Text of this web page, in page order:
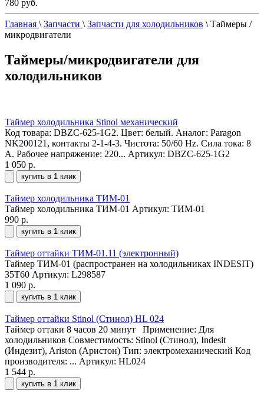
780 руб.
Главная \ Запчасти \ Запчасти для холодильников \ Таймеры /
микродвигатели
Таймеры/микродвигатели для
холодильников
Таймер холодильника Stinol механический
Код товара: DBZC-625-1G2. Цвет: белый. Аналог: Paragon
NK200121, контакты 2-1-4-3. Чистота: 50/60 Hz. Сила тока: 8
А. Рабочее напряжение: 220... Артикул: DBZC-625-1G2
1 050 р.
купить в 1 клик
Таймер холодильника ТИМ-01
Таймер холодильника ТИМ-01 Артикул: ТИМ-01
990 р.
купить в 1 клик
Таймер оттайки ТИМ-01.11 (электронный)
Таймер ТИМ-01 (распространен на холодильниках INDESIT)
35Т60 Артикул: L298587
1 090 р.
купить в 1 клик
Таймер оттайки Stinol (Стинол) HL 024
Таймер оттаки 8 часов 20 минут Применение: Для
холодильников Совместимость: Stinol (Стинол), Indesit
(Индезит), Ariston (Аристон) Тип: электромеханический Код
производителя: ... Артикул: HL024
1 544 р.
купить в 1 клик